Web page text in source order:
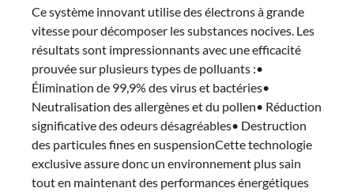
Ce système innovant utilise des électrons à grande
vitesse pour décomposer les substances nocives. Les
résultats sont impressionnants avec une efficacité
prouvée sur plusieurs types de polluants :•
Élimination de 99,9% des virus et bactéries•
Neutralisation des allergènes et du pollen• Réduction
significative des odeurs désagréables• Destruction
des particules fines en suspensionCette technologie
exclusive assure donc un environnement plus sain
tout en maintenant des performances énergétiques